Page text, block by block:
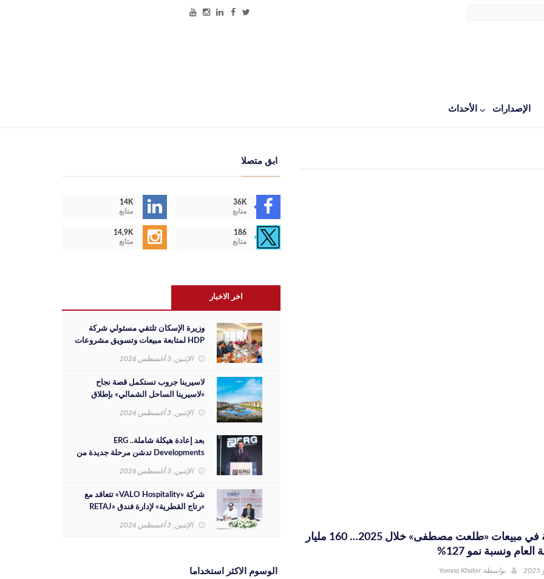
الإصدارات اﻷحداث
قفزة قياسية في مبيعات «طلعت مصطفى» خلال 2025… 160 مليار
ونسبة نمو 127%
بواسطة Yomna Khater
ابق متصلا
14K
متابع
36K
متابع
14,9K
متابع
186
متابع
اخر الاخبار
وزيرة الإسكان تلتقي مسئولي شركة
HDP لمتابعة مبيعات وتسويق مشروعات
المدن الجديدة والفرص الاستثمارية
الإثنين, 3 أغسطس 2026
لاسيرينا جروب تستكمل قصة نجاح
«لاسيرينا الساحل الشمالي» بإطلاق
مرحلة جديدة على مساحة 30 فدانًا
الإثنين, 3 أغسطس 2026
بعد إعادة هيكلة شاملة.. ERG
Developments تدشن مرحلة جديدة من
النمو بدعم مالي بقيمة 700 مليون جنيه
الإثنين, 3 أغسطس 2026
شركة «VALO Hospitality» تتعاقد مع
«رتاج القطرية» لإدارة فندق «RETAJ
الإثنين, 3 أغسطس 2026
الوسوم الاكثر استخداما